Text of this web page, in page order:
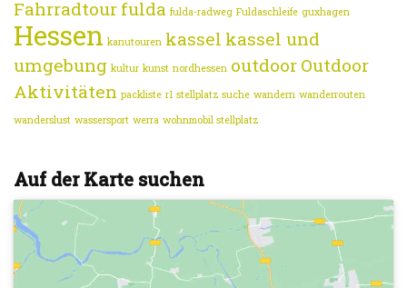
Fahrradtour fulda fulda-radweg Fuldaschleife guxhagen
Hessen kanutouren kassel kassel und
umgebung kultur kunst nordhessen outdoor Outdoor
Aktivitäten packliste r1 stellplatz suche wandern wanderrouten
wanderslust wassersport werra wohnmobil stellplatz
Auf der Karte suchen